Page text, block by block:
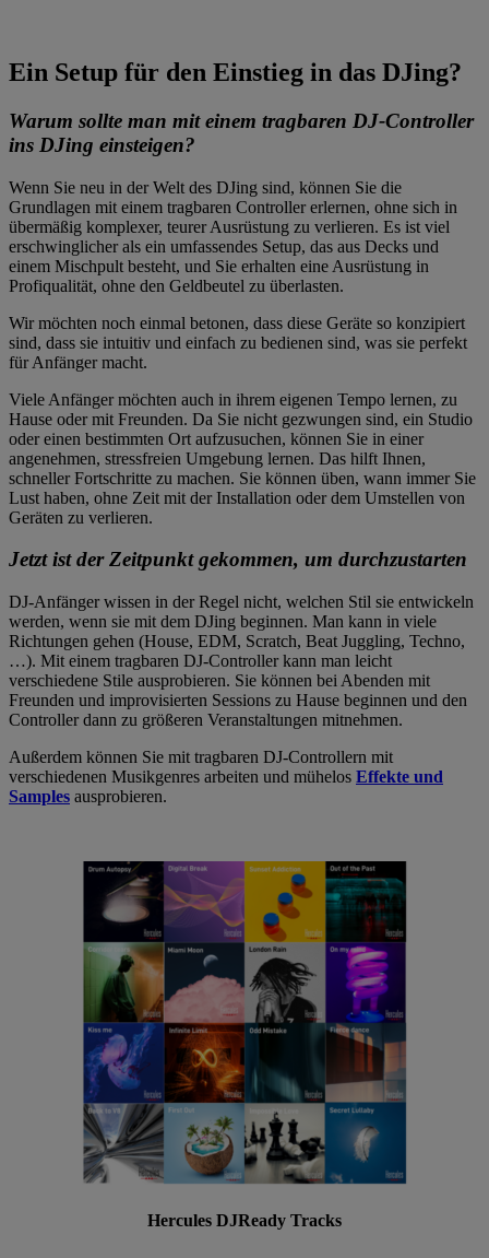
Ein Setup für den Einstieg in das DJing?
Warum sollte man mit einem tragbaren DJ-Controller
ins DJing einsteigen?
Wenn Sie neu in der Welt des DJing sind, können Sie die
Grundlagen mit einem tragbaren Controller erlernen, ohne sich in
übermäßig komplexer, teurer Ausrüstung zu verlieren. Es ist viel
erschwinglicher als ein umfassendes Setup, das aus Decks und
einem Mischpult besteht, und Sie erhalten eine Ausrüstung in
Profiqualität, ohne den Geldbeutel zu überlasten.
Wir möchten noch einmal betonen, dass diese Geräte so konzipiert
sind, dass sie intuitiv und einfach zu bedienen sind, was sie perfekt
für Anfänger macht.
Viele Anfänger möchten auch in ihrem eigenen Tempo lernen, zu
Hause oder mit Freunden. Da Sie nicht gezwungen sind, ein Studio
oder einen bestimmten Ort aufzusuchen, können Sie in einer
angenehmen, stressfreien Umgebung lernen. Das hilft Ihnen,
schneller Fortschritte zu machen. Sie können üben, wann immer Sie
Lust haben, ohne Zeit mit der Installation oder dem Umstellen von
Geräten zu verlieren.
Jetzt ist der Zeitpunkt gekommen, um durchzustarten
DJ-Anfänger wissen in der Regel nicht, welchen Stil sie entwickeln
werden, wenn sie mit dem DJing beginnen. Man kann in viele
Richtungen gehen (House, EDM, Scratch, Beat Juggling, Techno,
…). Mit einem tragbaren DJ-Controller kann man leicht
verschiedene Stile ausprobieren. Sie können bei Abenden mit
Freunden und improvisierten Sessions zu Hause beginnen und den
Controller dann zu größeren Veranstaltungen mitnehmen.
Außerdem können Sie mit tragbaren DJ-Controllern mit
verschiedenen Musikgenres arbeiten und mühelos Effekte und
Samples ausprobieren.
Hercules DJReady Tracks